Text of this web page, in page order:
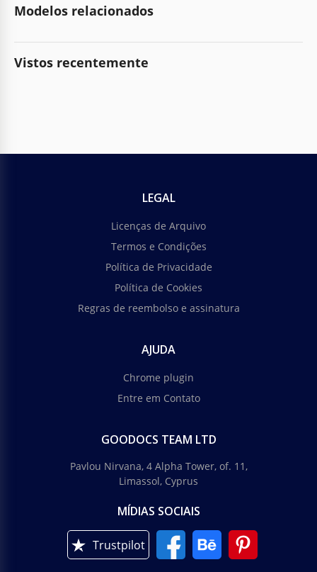
Modelos relacionados
Vistos recentemente
LEGAL
Licenças de Arquivo
Termos e Condições
Política de Privacidade
Política de Cookies
Regras de reembolso e assinatura
AJUDA
Chrome plugin
Entre em Contato
GOODOCS TEAM LTD
Pavlou Nirvana, 4 Alpha Tower, of. 11,
Limassol, Cyprus
MÍDIAS SOCIAIS
Trustpilot